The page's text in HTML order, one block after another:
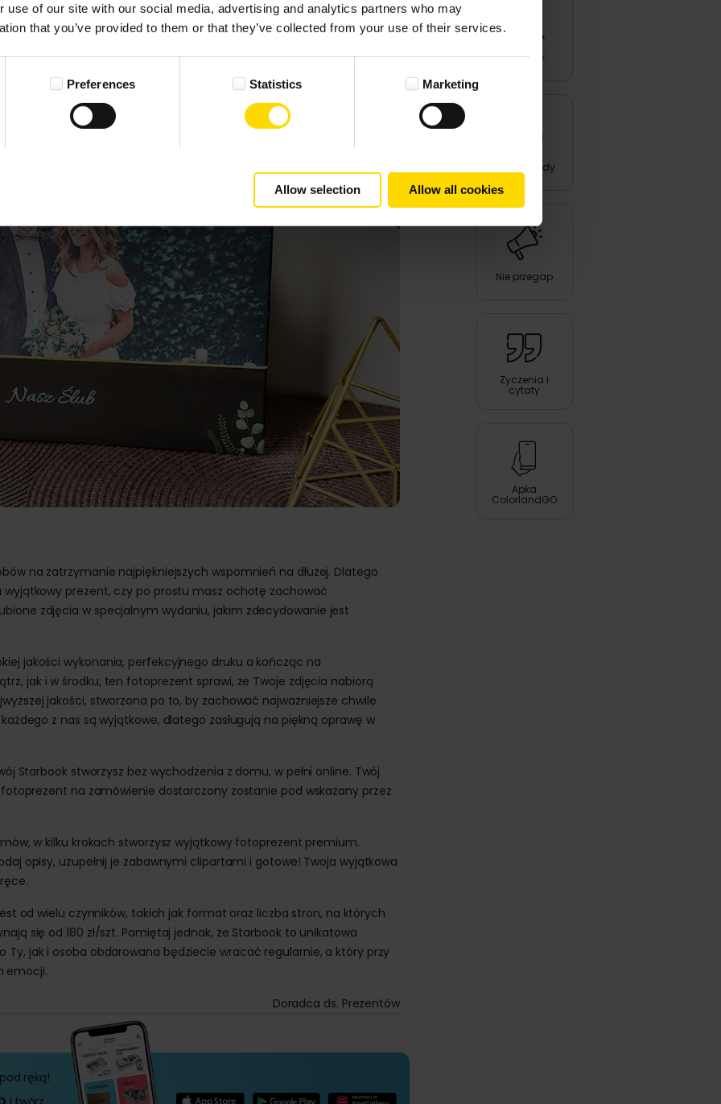
use of our site with our social media, advertising and analytics partners who may
that you’ve provided to them or that they’ve collected from your use of their services.
Preferences Statistics Marketing
Allow selection Allow all cookies
pomieści od 28 do 160 stron wypełnionych Twoimi
na zatrzymanie najpiękniejszych wspomnień na dłużej. Dlatego
wyjątkowy prezent, czy po prostu masz ochotę zachować
zdjęcia w specjalnym wydaniu, jakim zdecydowanie jest
jakości wykonania, perfekcyjnego druku a kończąc na
jak i w środku, ten fotoprezent sprawi, że Twoje zdjęcia nabiorą
jakości, stworzona po to, by zachować najważniejsze chwile
z nas są wyjątkowe, dlatego zasługują na piękną oprawę w
Starbook stworzysz bez wychodzenia z domu, w pełni online. Twój
na zamówienie dostarczony zostanie pod wskazany przez
w kilku krokach stworzysz wyjątkowy fotoprezent premium.
opisy, uzupełnij je zabawnymi clipartami i gotowe! Twoja wyjątkowa
od wielu czynników, takich jak format oraz liczba stron, na których
się od 180 zł/szt. Pamiętaj jednak, że Starbook to unikatowa
jak i osoba obdarowana będziecie wracać regularnie, a który przy
emocji.
Doradca ds. Prezentów
ręką!
Produkty
Triki i porady
Nie przegap
Życzenia i
cytaty
Apka
ColorlandGO